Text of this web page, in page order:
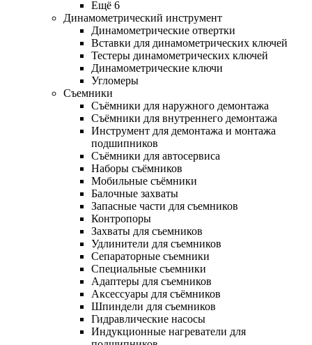
Ещё 6
Динамометрический инструмент
Динамометрические отвертки
Вставки для динамометрических ключей
Тестеры динамометрических ключей
Динамометрические ключи
Угломеры
Съемники
Съёмники для наружного демонтажа
Съёмники для внутреннего демонтажа
Инструмент для демонтажа и монтажа
подшипников
Съёмники для автосервиса
Наборы съёмников
Мобильные съёмники
Балочные захваты
Запасные части для съемников
Контропоры
Захваты для съемников
Удлинители для съемников
Сепараторные съемники
Специальные съемники
Адаптеры для съемников
Аксессуары для съёмников
Шпиндели для съемников
Гидравлические насосы
Индукционные нагреватели для